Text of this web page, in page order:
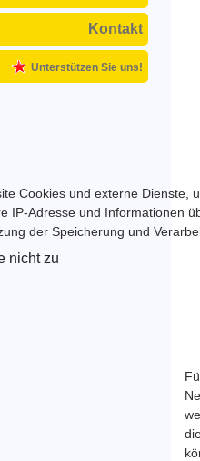
Kontakt
Unterstützen Sie uns!
Cookies und externe
IP-Adresse und Informationen
der Speicherung und
nicht zu